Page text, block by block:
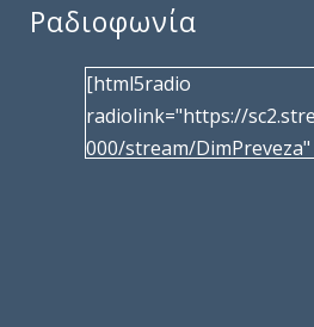
Ραδιοφωνία
[html5radio
radiolink="https://
000/stream/DimPreveza"